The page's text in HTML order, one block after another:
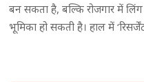
बन सकता है, बल्कि रोजगार में
भूमिका हो सकती है। हाल में